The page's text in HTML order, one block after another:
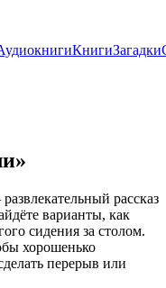
КнигиЗагадки
рассказ
варианты, как
сидения за столом.
хорошенько
перерыв или